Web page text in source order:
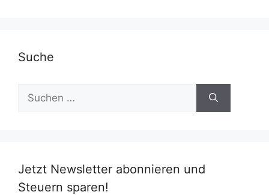
Suche
nach:
Jetzt Newsletter abonnieren und
Steuern sparen!